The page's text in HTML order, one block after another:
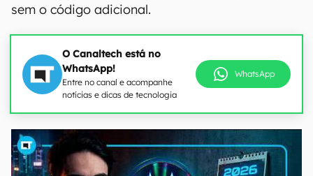
sem o código adicional.
O Canaltech está no
WhatsApp!
Entre no canal e acompanhe
notícias e dicas de tecnologia
WhatsApp